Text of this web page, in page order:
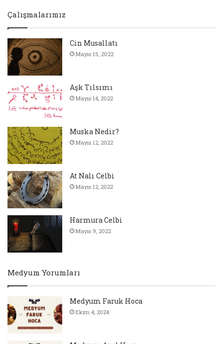
Çalışmalarımız
Cin Musallatı
Mayıs 15, 2022
Aşk Tılsımı
Mayıs 14, 2022
Muska Nedir?
Mayıs 12, 2022
At Nalı Celbi
Mayıs 12, 2022
Harmura Celbi
Mayıs 9, 2022
Medyum Yorumları
Medyum Faruk Hoca
Ekim 4, 2024